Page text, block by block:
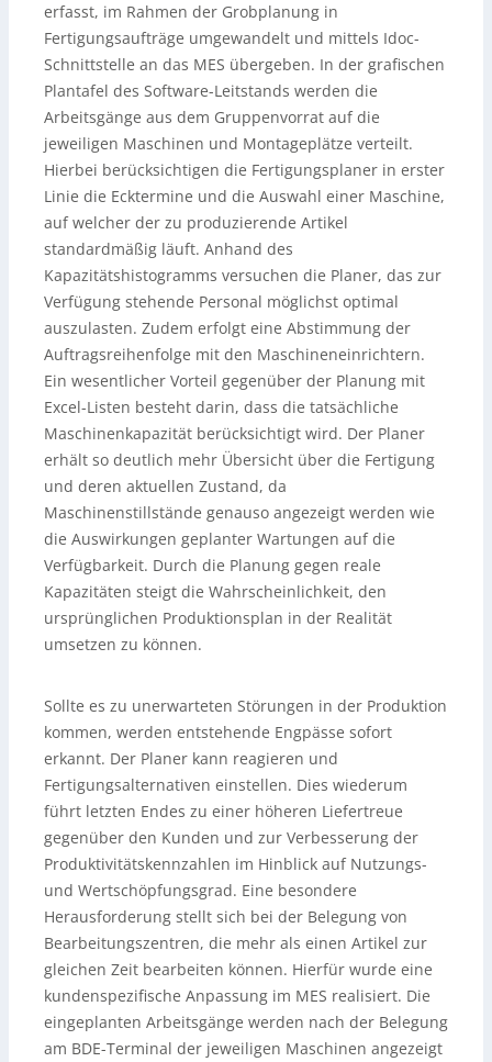
erfasst, im Rahmen der Grobplanung in
Fertigungsaufträge umgewandelt und mittels Idoc-
Schnittstelle an das MES übergeben. In der grafischen
Plantafel des Software-Leitstands werden die
Arbeitsgänge aus dem Gruppenvorrat auf die
jeweiligen Maschinen und Montageplätze verteilt.
Hierbei berücksichtigen die Fertigungsplaner in erster
Linie die Ecktermine und die Auswahl einer Maschine,
auf welcher der zu produzierende Artikel
standardmäßig läuft. Anhand des
Kapazitätshistogramms versuchen die Planer, das zur
Verfügung stehende Personal möglichst optimal
auszulasten. Zudem erfolgt eine Abstimmung der
Auftragsreihenfolge mit den Maschineneinrichtern.
Ein wesentlicher Vorteil gegenüber der Planung mit
Excel-Listen besteht darin, dass die tatsächliche
Maschinenkapazität berücksichtigt wird. Der Planer
erhält so deutlich mehr Übersicht über die Fertigung
und deren aktuellen Zustand, da
Maschinenstillstände genauso angezeigt werden wie
die Auswirkungen geplanter Wartungen auf die
Verfügbarkeit. Durch die Planung gegen reale
Kapazitäten steigt die Wahrscheinlichkeit, den
ursprünglichen Produktionsplan in der Realität
umsetzen zu können.
Sollte es zu unerwarteten Störungen in der Produktion
kommen, werden entstehende Engpässe sofort
erkannt. Der Planer kann reagieren und
Fertigungsalternativen einstellen. Dies wiederum
führt letzten Endes zu einer höheren Liefertreue
gegenüber den Kunden und zur Verbesserung der
Produktivitätskennzahlen im Hinblick auf Nutzungs-
und Wertschöpfungsgrad. Eine besondere
Herausforderung stellt sich bei der Belegung von
Bearbeitungszentren, die mehr als einen Artikel zur
gleichen Zeit bearbeiten können. Hierfür wurde eine
kundenspezifische Anpassung im MES realisiert. Die
eingeplanten Arbeitsgänge werden nach der Belegung
am BDE-Terminal der jeweiligen Maschinen angezeigt